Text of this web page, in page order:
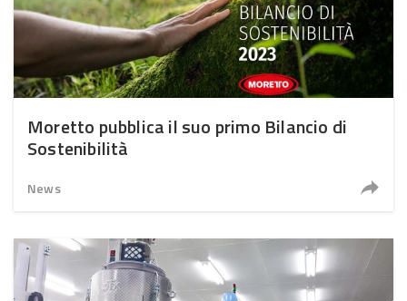
Moretto pubblica il suo primo Bilancio di
Sostenibilità
News